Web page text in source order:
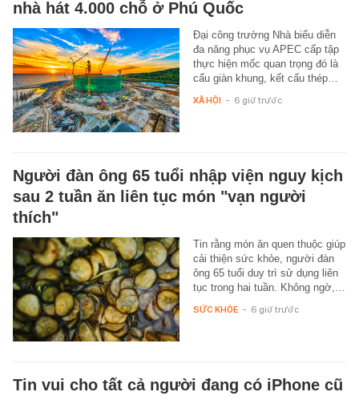
nhà hát 4.000 chỗ ở Phú Quốc
Đại công trường Nhà biểu diễn
đa năng phục vụ APEC cấp tập
thực hiện mốc quan trọng đó là
cẩu giàn khung, kết cấu thép…
XÃ HỘI - 6 giờ trước
Người đàn ông 65 tuổi nhập viện nguy kịch
sau 2 tuần ăn liên tục món "vạn người
thích"
Tin rằng món ăn quen thuộc giúp
cải thiện sức khỏe, người đàn
ông 65 tuổi duy trì sử dụng liên
tục trong hai tuần. Không ngờ,…
SỨC KHỎE - 6 giờ trước
Tin vui cho tất cả người đang có iPhone cũ